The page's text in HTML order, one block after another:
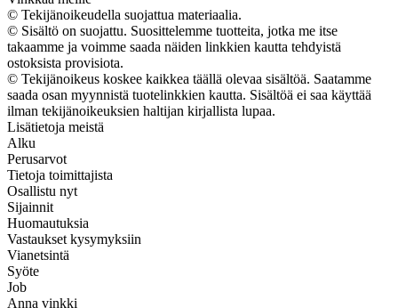
© Tekijänoikeudella suojattua materiaalia.
© Sisältö on suojattu. Suosittelemme tuotteita, jotka me itse
takaamme ja voimme saada näiden linkkien kautta tehdyistä
ostoksista provisiota.
© Tekijänoikeus koskee kaikkea täällä olevaa sisältöä. Saatamme
saada osan myynnistä tuotelinkkien kautta. Sisältöä ei saa käyttää
ilman tekijänoikeuksien haltijan kirjallista lupaa.
Lisätietoja meistä
Alku
Perusarvot
Tietoja toimittajista
Osallistu nyt
Sijainnit
Huomautuksia
Vastaukset kysymyksiin
Vianetsintä
Syöte
Job
Anna vinkki